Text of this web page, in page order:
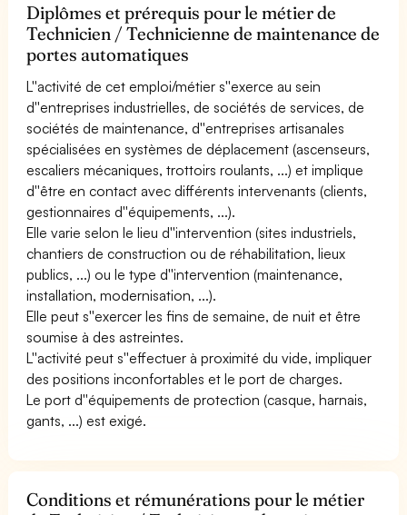
Diplômes et prérequis pour le métier de
Technicien / Technicienne de maintenance de
portes automatiques
L''activité de cet emploi/métier s''exerce au sein
d''entreprises industrielles, de sociétés de services, de
sociétés de maintenance, d''entreprises artisanales
spécialisées en systèmes de déplacement (ascenseurs,
escaliers mécaniques, trottoirs roulants, ...) et implique
d''être en contact avec différents intervenants (clients,
gestionnaires d''équipements, ...).
Elle varie selon le lieu d''intervention (sites industriels,
chantiers de construction ou de réhabilitation, lieux
publics, ...) ou le type d''intervention (maintenance,
installation, modernisation, ...).
Elle peut s''exercer les fins de semaine, de nuit et être
soumise à des astreintes.
L''activité peut s''effectuer à proximité du vide, impliquer
des positions inconfortables et le port de charges.
Le port d''équipements de protection (casque, harnais,
gants, ...) est exigé.
Conditions et rémunérations pour le métier